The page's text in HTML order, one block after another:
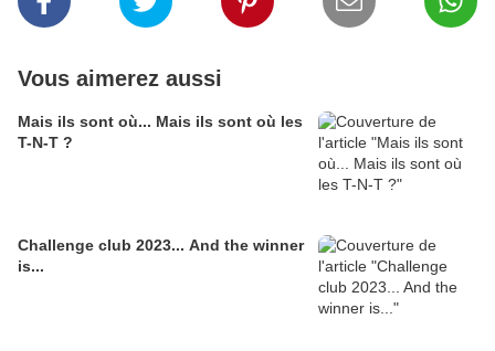
Vous aimerez aussi
Mais ils sont où... Mais ils sont où les
T-N-T ?
Challenge club 2023... And the winner
is...